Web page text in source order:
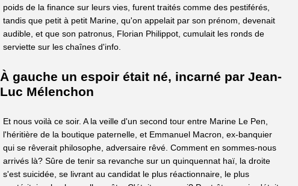
poids de la finance sur leurs vies, furent traités comme des pestiférés,
tandis que petit à petit Marine, qu'on appelait par son prénom, devenait
audible, et que son patronus, Florian Philippot, cumulait les ronds de
serviette sur les chaînes d'info.
À gauche un espoir était né, incarné par Jean-
Luc Mélenchon
Et nous voilà ce soir. A la veille d'un second tour entre Marine Le Pen,
l'héritière de la boutique paternelle, et Emmanuel Macron, ex-banquier
qui se rêverait philosophe, adversaire rêvé. Comment en sommes-nous
arrivés là? Sûre de tenir sa revanche sur un quinquennat haï, la droite
s'est suicidée, se livrant au candidat le plus réactionnaire, le plus